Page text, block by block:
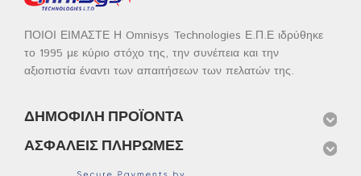
ΠΟΙΟΙ ΕΙΜΑΣΤΕ Η Omnisys Technologies Ε.Π.Ε ιδρύθηκε
το 1995 με κύριο στόχο της, την συνέπεια και την
αξιοπιστία έναντι των απαιτήσεων των πελατών της.
ΔΗΜΟΦΙΛΉ ΠΡΟΪΌΝΤΑ
ΑΣΦΑΛΕΊΣ ΠΛΗΡΩΜΈΣ